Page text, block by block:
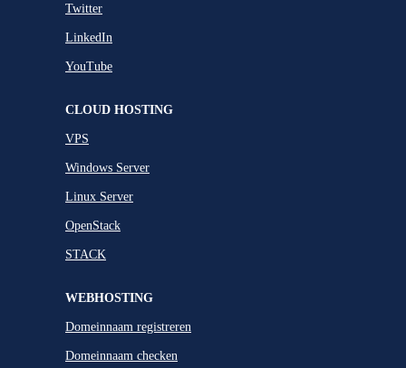
Twitter
LinkedIn
YouTube
CLOUD HOSTING
VPS
Windows Server
Linux Server
OpenStack
STACK
WEBHOSTING
Domeinnaam registreren
Domeinnaam checken